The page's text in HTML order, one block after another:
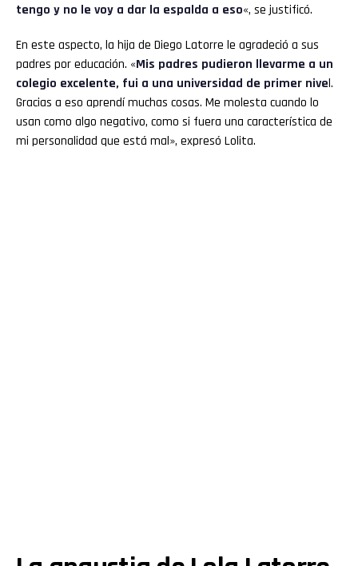
tengo y no le voy a dar la espalda a eso«, se justificó.
En este aspecto, la hija de Diego Latorre le agradeció a sus
padres por educación. «Mis padres pudieron llevarme a un
colegio excelente, fui a una universidad de primer nivel.
Gracias a eso aprendí muchas cosas. Me molesta cuando lo
usan como algo negativo, como si fuera una característica de
mi personalidad que está mal», expresó Lolita.